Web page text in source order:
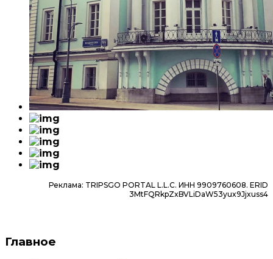
Реклама: TRIPSGO PORTAL L.L.C. ИНН 9909760608. ERID
3MtFQRkpZxBVLiDaW53yux9Jjxuss4
Главное